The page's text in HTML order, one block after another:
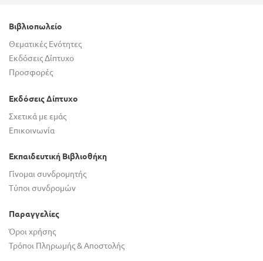
Βιβλιοπωλείο
Θεματικές Ενότητες
Εκδόσεις Δίπτυχο
Προσφορές
Εκδόσεις Δίπτυχο
Σχετικά με εμάς
Επικοινωνία
Εκπαιδευτική Βιβλιοθήκη
Γίνομαι συνδρομητής
Τύποι συνδρομών
Παραγγελίες
Όροι χρήσης
Τρόποι Πληρωμής & Αποστολής